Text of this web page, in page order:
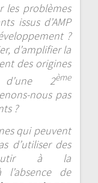
les problèmes
issus d’AMP
?
d’amplifier la
des origines
d’une 2ème
nous pas
?
qui peuvent
d’utiliser des
à la
de